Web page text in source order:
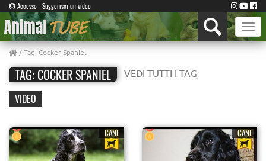
Accesso Suggerisci un video
Toggle
/ Tag: Cocker Spaniel
TAG: COCKER SPANIEL VEDI TUTTI I TAG
VIDEO
CANI CANI